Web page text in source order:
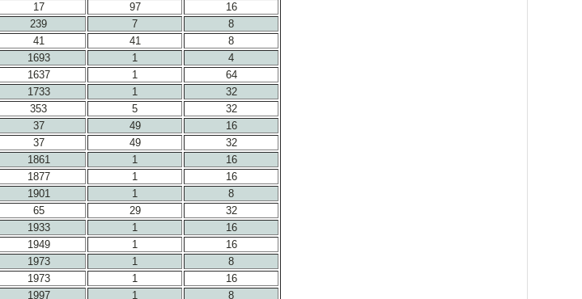
17 97
16
239 7
8
41 41
8
1693 1
4
1637 1
64
1733 1
32
353 5
32
37 49
16
37 49
32
1861 1
16
1877 1
16
1901 1
8
65 29
32
1933 1
16
1949 1
16
1973 1
8
1973 1
16
1997 1
8